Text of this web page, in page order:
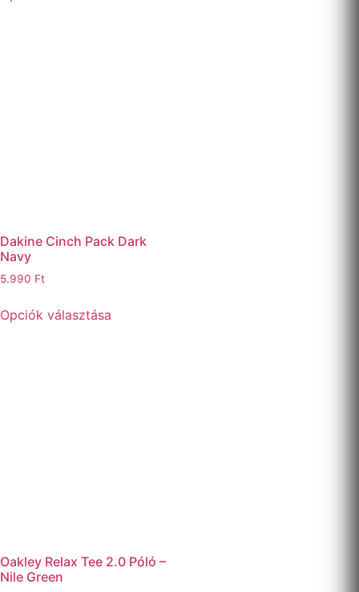
Dakine Cinch Pack Dark
Navy
5.990 Ft
Opciók választása
Oakley Relax Tee 2.0 Póló –
Nile Green